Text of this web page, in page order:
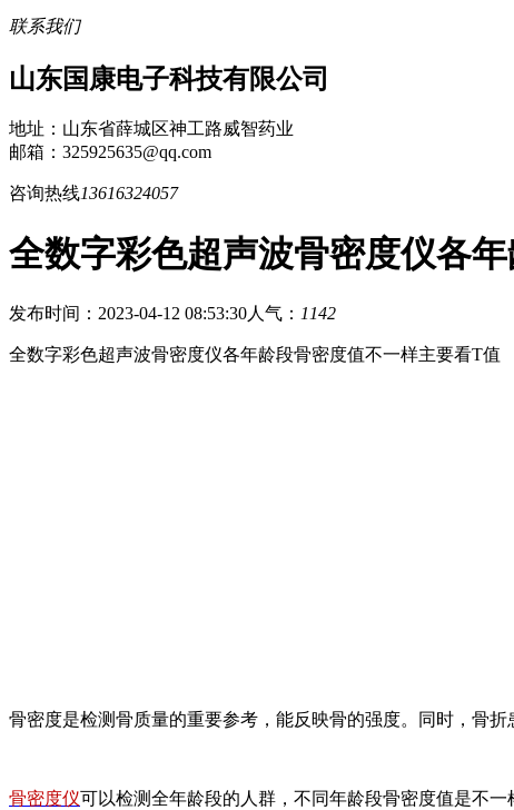
联系我们
山东国康电子科技有限公司
地址：山东省薛城区神工路威智药业
邮箱：325925635@qq.com
咨询热线13616324057
全数字彩色超声波骨密度仪各
发布时间：2023-04-12 08:53:30人气： 1142
全数字彩色超声波骨密度仪各年龄段骨密度值不一样主要看T值
骨密度是检测骨质量的重要参考，能反映骨的强度。同时，骨折
骨密度仪可以检测全年龄段的人群，不同年龄段骨密度值是不一